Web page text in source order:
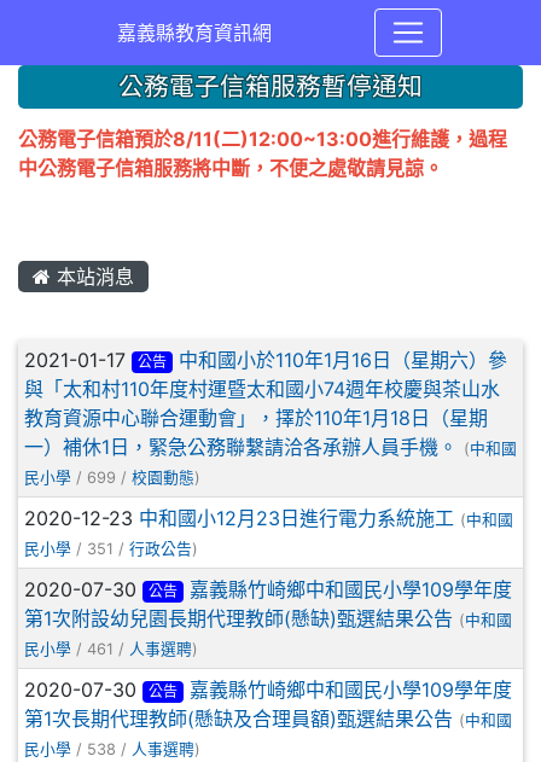
嘉義縣教育資訊網
公務電子信箱服務暫停通知
公務電子信箱預於8/11(二)12:00~13:00進行維護，過程
中公務電子信箱服務將中斷，不便之處敬請見諒。
本站消息
文章列表
2021-01-17 公告
中和國小於110年1月16日（星期六）參
與「太和村110年度村運暨太和國小74週年校慶與茶山水
教育資源中心聯合運動會」，擇於110年1月18日（星期
一）補休1日，緊急公務聯繫請洽各承辦人員手機。
(中和國
民小學 / 699 / 校園動態)
2020-12-23 中和國小12月23日進行電力系統施工 (中和國
民小學 / 351 / 行政公告)
2020-07-30 公告
嘉義縣竹崎鄉中和國民小學109學年度
第1次附設幼兒園長期代理教師(懸缺)甄選結果公告 (中和國
民小學 / 461 / 人事選聘)
2020-07-30 公告
嘉義縣竹崎鄉中和國民小學109學年度
第1次長期代理教師(懸缺及合理員額)甄選結果公告 (中和國
民小學 / 538 / 人事選聘)